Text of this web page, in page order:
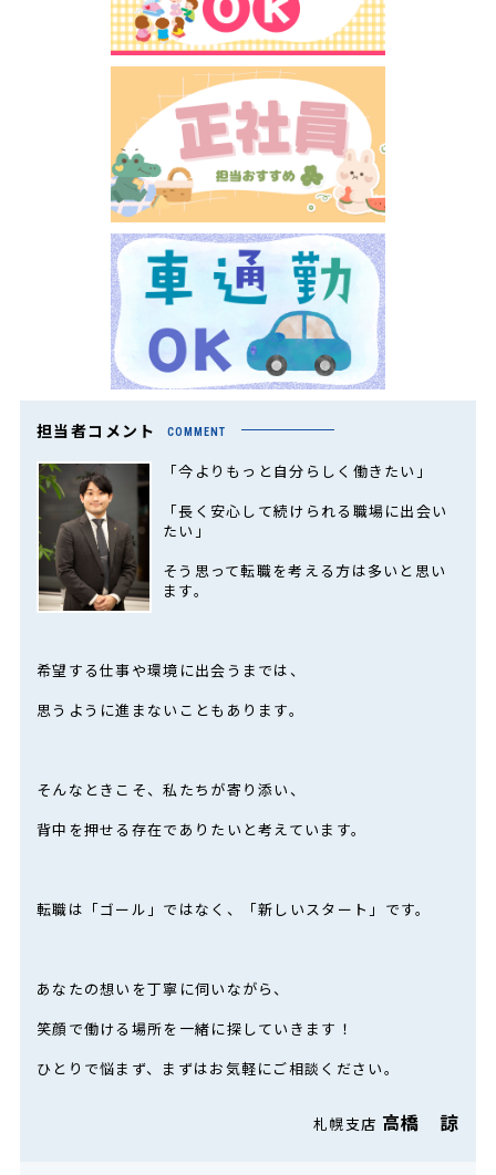
担当者コメント COMMENT
「今よりもっと自分らしく働きたい」
「長く安心して続けられる職場に出会い
たい」
そう思って転職を考える方は多いと思い
ます。
希望する仕事や環境に出会うまでは、
思うように進まないこともあります。
そんなときこそ、私たちが寄り添い、
背中を押せる存在でありたいと考えています。
転職は「ゴール」ではなく、「新しいスタート」です。
あなたの想いを丁寧に伺いながら、
笑顔で働ける場所を一緒に探していきます！
ひとりで悩まず、まずはお気軽にご相談ください。
札幌支店 高橋 諒